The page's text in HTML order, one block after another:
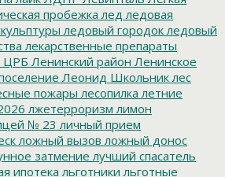
пробежка лед ледовая
ледовый городок ледовый
лекарственные препараты
ЦРБ Ленинский район Ленинское
Леонид Школьник лес
пожары лесопилка летние
лжетерроризм лимон
№ 23 личный прием
ложный вызов ложный донос
затмение лучший спасатель
ипотека льготники льготные